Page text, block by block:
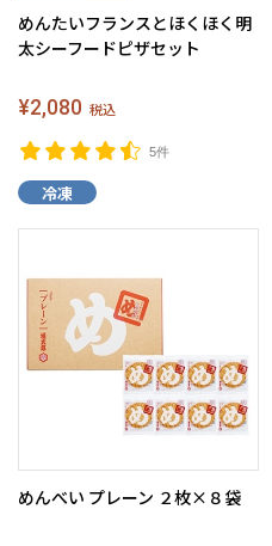
めんたいフランスとほくほく明
太シーフードピザセット
5件
¥2,080 税込
冷凍
めんべい プレーン ２枚×８袋